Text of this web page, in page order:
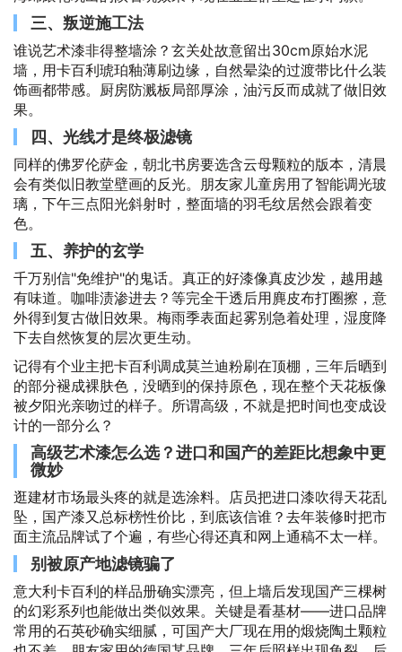
三、叛逆施工法
谁说艺术漆非得整墙涂？玄关处故意留出30cm原始水泥
墙，用卡百利琥珀釉薄刷边缘，自然晕染的过渡带比什么装
饰画都带感。厨房防溅板局部厚涂，油污反而成就了做旧效
果。
四、光线才是终极滤镜
同样的佛罗伦萨金，朝北书房要选含云母颗粒的版本，清晨
会有类似旧教堂壁画的反光。朋友家儿童房用了智能调光玻
璃，下午三点阳光斜射时，整面墙的羽毛纹居然会跟着变
色。
五、养护的玄学
千万别信"免维护"的鬼话。真正的好漆像真皮沙发，越用越
有味道。咖啡渍渗进去？等完全干透后用麂皮布打圈擦，意
外得到复古做旧效果。梅雨季表面起雾别急着处理，湿度降
下去自然恢复的层次更生动。
记得有个业主把卡百利调成莫兰迪粉刷在顶棚，三年后晒到
的部分褪成裸肤色，没晒到的保持原色，现在整个天花板像
被夕阳光亲吻过的样子。所谓高级，不就是把时间也变成设
计的一部分么？
高级艺术漆怎么选？进口和国产的差距比想象中更
微妙
逛建材市场最头疼的就是选涂料。店员把进口漆吹得天花乱
坠，国产漆又总标榜性价比，到底该信谁？去年装修时把市
面主流品牌试了个遍，有些心得还真和网上通稿不太一样。
别被原产地滤镜骗了
意大利卡百利的样品册确实漂亮，但上墙后发现国产三棵树
的幻彩系列也能做出类似效果。关键是看基材——进口品牌
常用的石英砂确实细腻，可国产大厂现在用的煅烧陶土颗粒